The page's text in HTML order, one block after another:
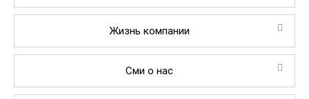
Жизнь компании
Сми о нас